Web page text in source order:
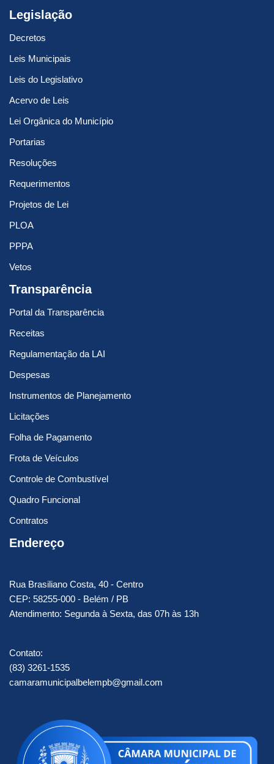
Legislação
Decretos
Leis Municipais
Leis do Legislativo
Acervo de Leis
Lei Orgânica do Município
Portarias
Resoluções
Requerimentos
Projetos de Lei
PLOA
PPPA
Vetos
Transparência
Portal da Transparência
Receitas
Regulamentação da LAI
Despesas
Instrumentos de Planejamento
Licitações
Folha de Pagamento
Frota de Veículos
Controle de Combustível
Quadro Funcional
Contratos
Endereço
Rua Brasiliano Costa, 40 - Centro
CEP: 58255-000 - Belém / PB
Atendimento: Segunda à Sexta, das 07h às 13h
Contato:
(83) 3261-1535
camaramunicipalbelempb@gmail.com